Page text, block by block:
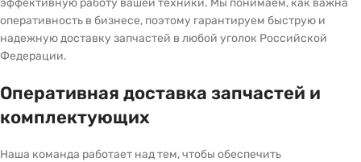
эффективную работу вашей техники. Мы понимаем, как важна
оперативность в бизнесе, поэтому гарантируем быструю и
надежную доставку запчастей в любой уголок Российской
Федерации.
Оперативная доставка запчастей и
комплектующих
Наша команда работает над тем, чтобы обеспечить